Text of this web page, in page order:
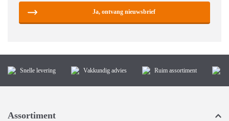
Ja, ontvang nieuwsbrief
Snelle levering Vakkundig advies Ruim assortiment
Assortiment